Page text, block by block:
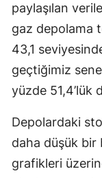
paylaşılan
gaz depolama
43,1
geçtiğimiz
yüzde 51,4’lük
Depolardaki
daha düşük bir
grafikleri